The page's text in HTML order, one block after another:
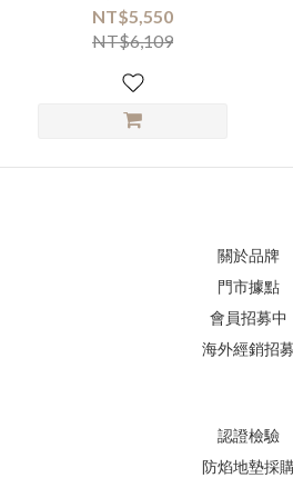
液
NT$5,550
NT$6,109
關於品牌
門市據點
會員招募中
海外經銷招募
認證檢驗
防焰地墊採